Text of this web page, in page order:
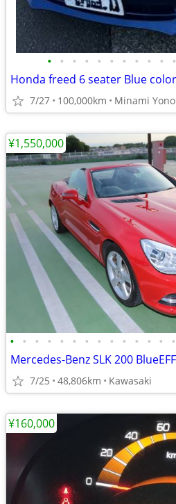
• • • • • • • • • • •
Honda freed 6 seater Blue
7/27 100,000km Minami
• • • • • • • • • • • • • •
Mercedes-Benz SLK 200
7/25 48,806km Kawasaki
¥1,550,000
¥160,000